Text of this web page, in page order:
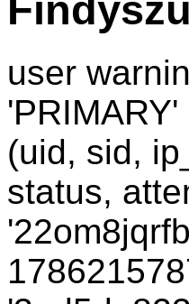
user
(uid, sid,
status,